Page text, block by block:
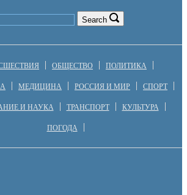
Search
ОБЩЕСТВО ПОЛИТИКА
МЕДИЦИНА РОССИЯ И МИР СПОРТ
И НАУКА ТРАНСПОРТ КУЛЬТУРА
ПОГОДА